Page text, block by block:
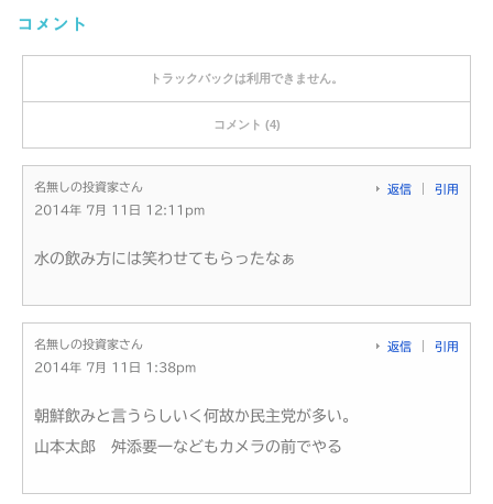
コメント
トラックバックは利用できません。
コメント (4)
名無しの投資家さん
2014年 7月 11日 12:11pm
返信 引用
水の飲み方には笑わせてもらったなぁ
名無しの投資家さん
2014年 7月 11日 1:38pm
返信 引用
朝鮮飲みと言うらしいく何故か民主党が多い。
山本太郎 舛添要一などもカメラの前でやる